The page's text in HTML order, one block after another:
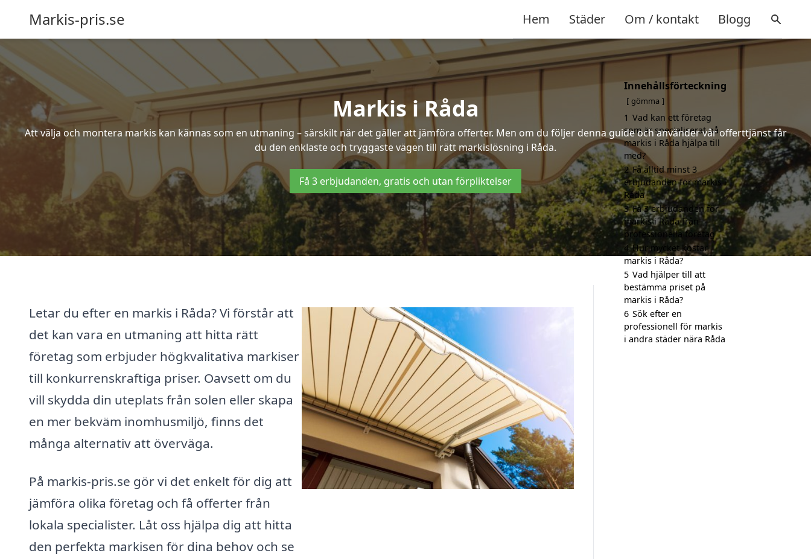
Markis-pris.se Hem Städer Om / kontakt Blogg
Markis i Råda
Att välja och montera markis kan kännas som en utmaning – särskilt när det gäller att jämföra offerter. Men om du följer denna guide och använder vår offerttjänst får
du den enklaste och tryggaste vägen till rätt markislösning i Råda.
Få 3 erbjudanden, gratis och utan förpliktelser
Letar du efter en markis i Råda? Vi förstår att
det kan vara en utmaning att hitta rätt
företag som erbjuder högkvalitativa markiser
till konkurrenskraftiga priser. Oavsett om du
vill skydda din uteplats från solen eller skapa
en mer bekväm inomhusmiljö, finns det
många alternativ att överväga.
På markis-pris.se gör vi det enkelt för dig att
jämföra olika företag och få offerter från
lokala specialister. Låt oss hjälpa dig att hitta
den perfekta markisen för dina behov och se
Innehållsförteckning
gömma
1 Vad kan ett företag
som är specialiserat på
markis i Råda hjälpa till
med?
2 Få alltid minst 3
erbjudanden för markis i
Råda
3 Få 3 erbjudanden för
markis i Råda från
professionella företag
4 Hur mycket kostar
markis i Råda?
5 Vad hjälper till att
bestämma priset på
markis i Råda?
6 Sök efter en
professionell för markis
i andra städer nära Råda